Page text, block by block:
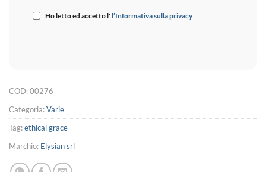
Ho letto ed accetto l' l’Informativa sulla privacy
COD:00276
Categoria:Varie
Tag:ethical grace
Marchio: Elysian srl